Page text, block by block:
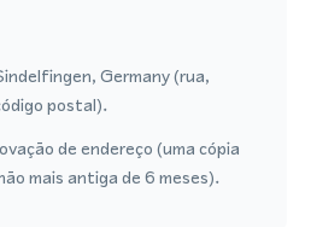
Germany (rua,
postal).
de endereço (uma cópia
mais antiga de 6 meses).